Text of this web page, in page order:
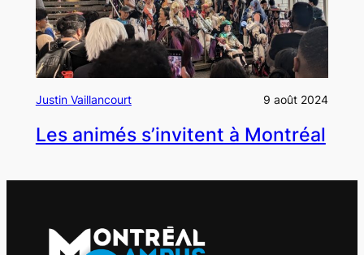
Justin Vaillancourt 9 août 2024
Les animés s’invitent à Montréal